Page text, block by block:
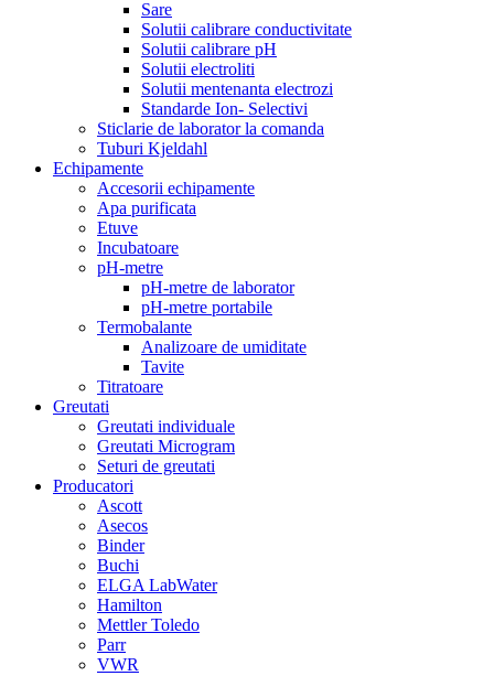
Sare
Solutii calibrare conductivitate
Solutii calibrare pH
Solutii electroliti
Solutii mentenanta electrozi
Standarde Ion- Selectivi
Sticlarie de laborator la comanda
Tuburi Kjeldahl
Echipamente
Accesorii echipamente
Apa purificata
Etuve
Incubatoare
pH-metre
pH-metre de laborator
pH-metre portabile
Termobalante
Analizoare de umiditate
Tavite
Titratoare
Greutati
Greutati individuale
Greutati Microgram
Seturi de greutati
Producatori
Ascott
Asecos
Binder
Buchi
ELGA LabWater
Hamilton
Mettler Toledo
Parr
VWR